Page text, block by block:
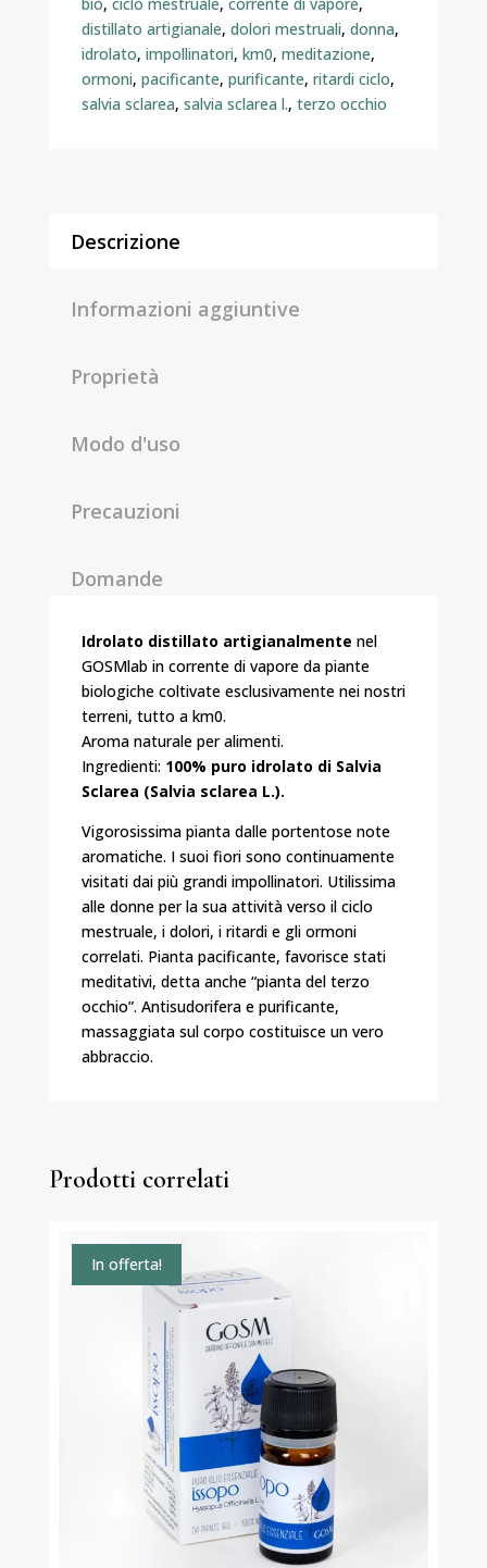
Artigianalmente
quantità
bio, ciclo mestruale, corrente di vapore,
distillato artigianale, dolori mestruali, donna,
idrolato, impollinatori, km0, meditazione,
ormoni, pacificante, purificante, ritardi ciclo,
salvia sclarea, salvia sclarea l., terzo occhio
Descrizione
Informazioni aggiuntive
Proprietà
Modo d'uso
Precauzioni
Domande
Idrolato distillato artigianalmente nel
GOSMlab in corrente di vapore da piante
biologiche coltivate esclusivamente nei nostri
terreni, tutto a km0.
Aroma naturale per alimenti.
Ingredienti: 100% puro idrolato di Salvia
Sclarea (Salvia sclarea L.).
Vigorosissima pianta dalle portentose note
aromatiche. I suoi fiori sono continuamente
visitati dai più grandi impollinatori. Utilissima
alle donne per la sua attività verso il ciclo
mestruale, i dolori, i ritardi e gli ormoni
correlati. Pianta pacificante, favorisce stati
meditativi, detta anche “pianta del terzo
occhio”. Antisudorifera e purificante,
massaggiata sul corpo costituisce un vero
abbraccio.
Prodotti correlati
In offerta!